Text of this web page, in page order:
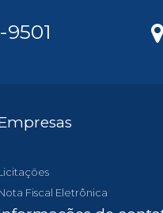
9501
Fiscal Eletrônica